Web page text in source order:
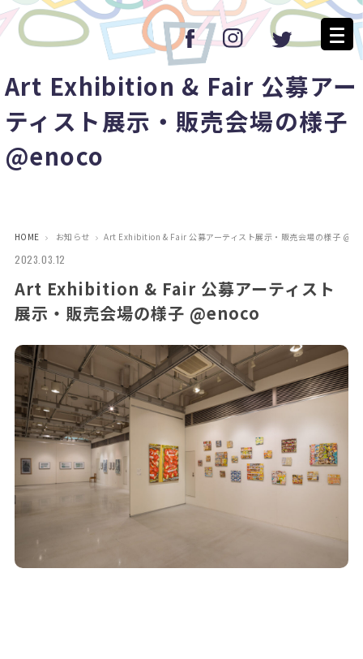
Art Exhibition & Fair 公募アー
ティスト展示・販売会場の様子
@enoco
HOME お知らせ Art Exhibition & Fair 公募アーティスト展示・販売会場の様子
2023.03.12
Art Exhibition & Fair 公募アーティスト
展示・販売会場の様子 @enoco